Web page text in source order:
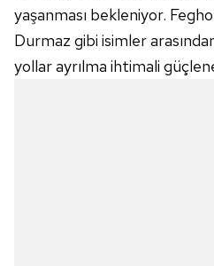
yaşanması bekleniyor.
Durmaz gibi isimler
yollar ayrılma ihtimali